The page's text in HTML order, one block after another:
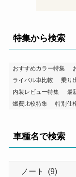
特集から検索
おすすめカラー特集
ライバル車比較
乗り
内装レビュー特集
最
燃費比較特集
特別仕
車種名で検索